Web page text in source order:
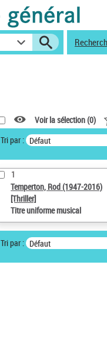
Voir la sélection (0)
Tri par : Défaut
1
Temperton, Rod (1947-2016)
[Thriller]
Titre uniforme musical
Tri par : Défaut